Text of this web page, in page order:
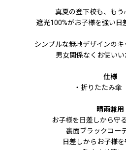
真夏の登下校も、もう
遮光100%がお子様を強い日
シンプルな無地デザインのキ
男女関係なくお使いい
仕様
・折りたたみ
晴雨兼用
お子様を日差しから守
裏面ブラックコー
日差しからお子様を